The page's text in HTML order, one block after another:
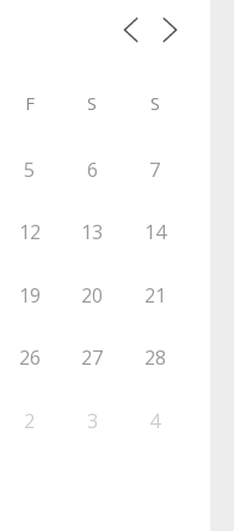
F S S
5 6 7
12 13 14
19 20 21
26 27 28
2 3 4